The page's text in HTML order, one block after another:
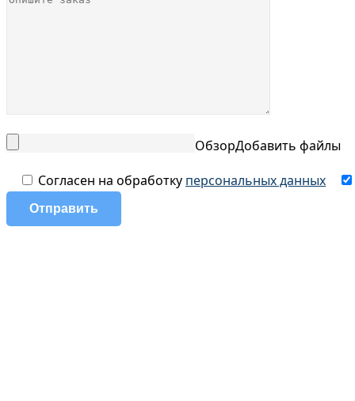
ОбзорДобавить файлы
Согласен на обработку персональных данных